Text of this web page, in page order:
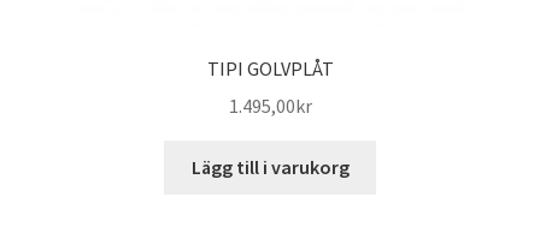
TIPI GOLVPLÅT
1.495,00kr
Lägg till i varukorg